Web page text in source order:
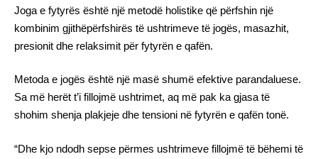
Joga e fytyrës është një metodë holistike që përfshin një
kombinim gjithëpërfshirës të ushtrimeve të jogës, masazhit,
presionit dhe relaksimit për fytyrën e qafën.
Metoda e jogës është një masë shumë efektive parandaluese.
Sa më herët t’i fillojmë ushtrimet, aq më pak ka gjasa të
shohim shenja plakjeje dhe tensioni në fytyrën e qafën tonë.
“Dhe kjo ndodh sepse përmes ushtrimeve fillojmë të bëhemi të